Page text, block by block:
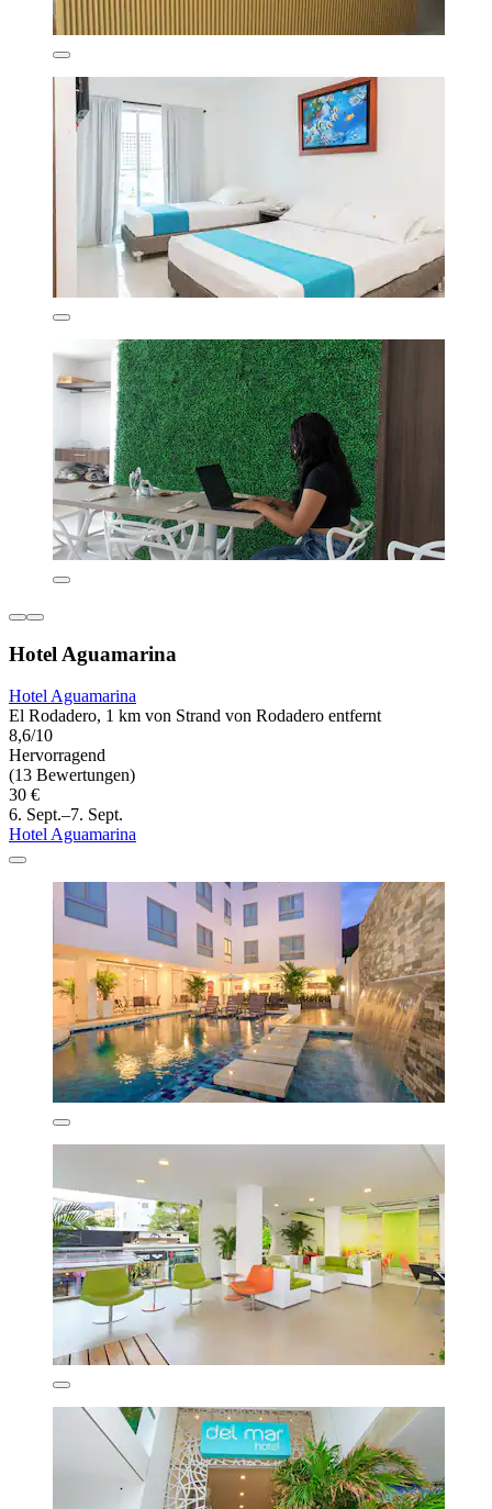
Hotel Aguamarina
Hotel Aguamarina
El Rodadero, 1 km von Strand von Rodadero entfernt
8,6/10
Hervorragend
(13 Bewertungen)
30 €
6. Sept.–7. Sept.
Hotel Aguamarina